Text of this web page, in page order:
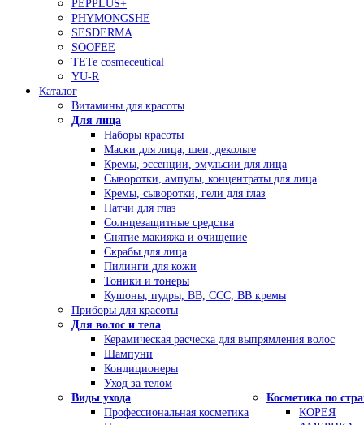
PEPPLUS+
PHYMONGSHE
SESDERMA
SOOFEE
TETe cosmeceutical
YU-R
Каталог
Витамины для красоты
Для лица
Наборы красоты
Маски для лица, шеи, декольте
Кремы, эссенции, эмульсии для лица
Сыворотки, ампулы, концентраты для лица
Кремы, сыворотки, гели для глаз
Патчи для глаз
Солнцезащитные средства
Снятие макияжа и очищение
Скрабы для лица
Пилинги для кожи
Тоники и тонеры
Кушоны, пудры, ВВ, ССС, ВВ кремы
Приборы для красоты
Для волос и тела
Керамическая расческа для выпрямления волос
Шампуни
Кондиционеры
Уход за телом
Виды ухода
Профессиональная косметика
Косметика по
КОРЕЯ